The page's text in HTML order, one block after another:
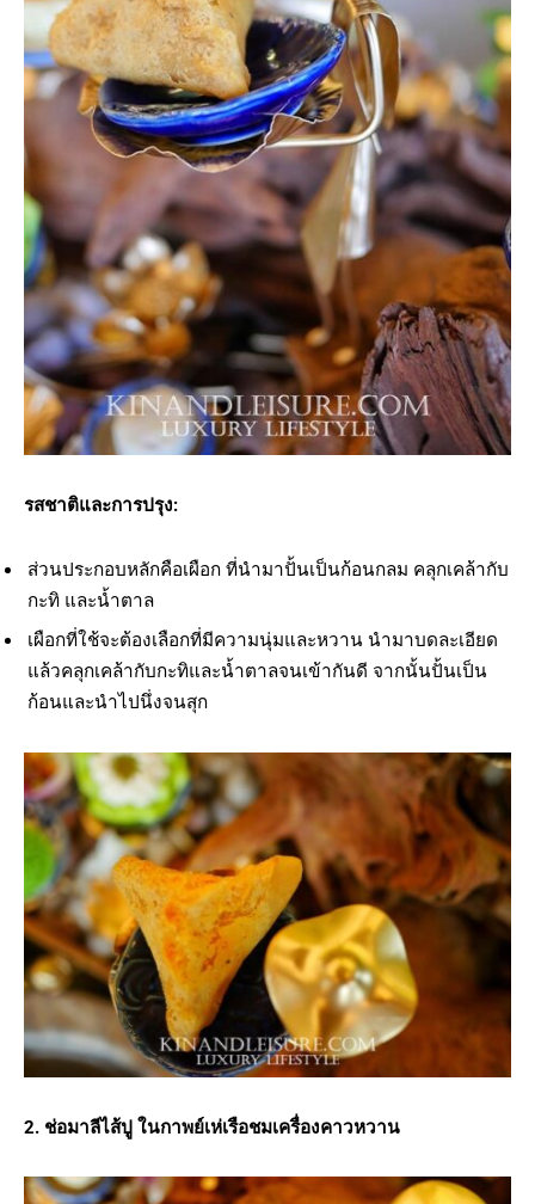
รสชาติและการปรุง:
ส่วนประกอบหลักคือเผือก ที่นำมาปั้นเป็นก้อนกลม คลุกเคล้ากับ
กะทิ และน้ำตาล
เผือกที่ใช้จะต้องเลือกที่มีความนุ่มและหวาน นำมาบดละเอียด
แล้วคลุกเคล้ากับกะทิและน้ำตาลจนเข้ากันดี จากนั้นปั้นเป็น
ก้อนและนำไปนึ่งจนสุก
2. ช่อมาลีไส้ปู ในกาพย์เห่เรือชมเครื่องคาวหวาน